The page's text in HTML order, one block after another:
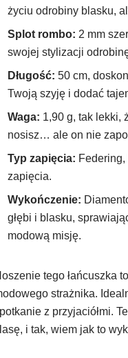
życiu odrobiny blasku,
Splot rombo: 2 mm
swojej stylizacji
Długość: 50 cm,
Twoją szyję i dodać
Waga: 1,90 g, tak lekki,
nosisz… ale on nie
Typ zapięcia:
zapięcia.
Wykończenie:
głębi i blasku,
modową misję.
tego łańcuszka
strażnika.
z przyjaciółmi.
i tak, wiem jak to